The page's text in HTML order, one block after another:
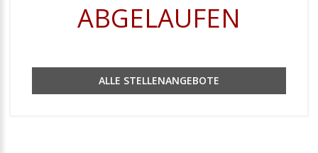
ABGELAUFEN
ALLE STELLENANGEBOTE